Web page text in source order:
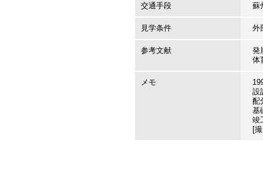
交通手段 蘇
見学条件 外
参考文献
発
体
メモ
設
配
基
竣
[